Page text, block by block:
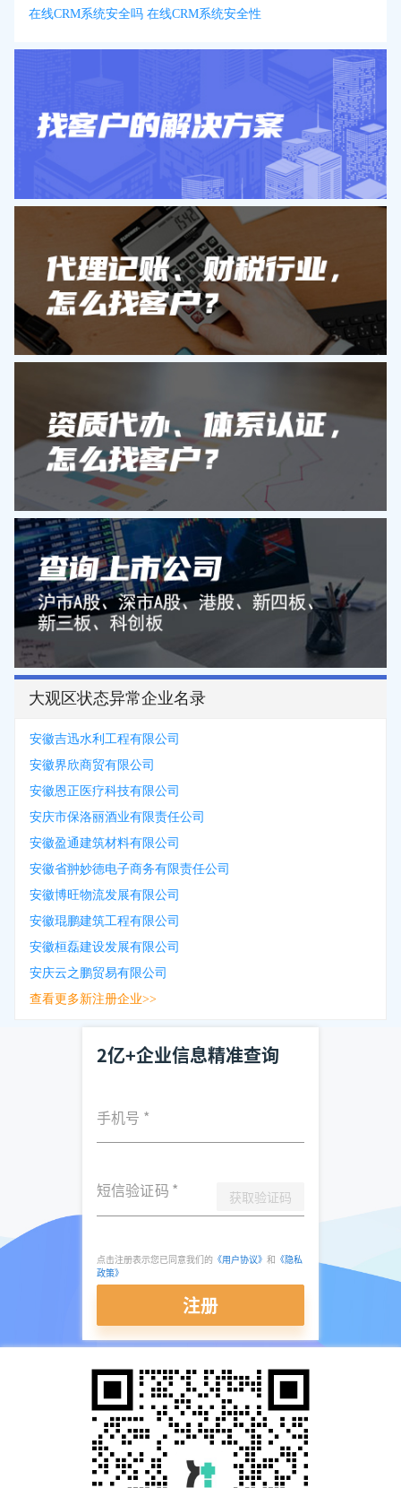
在线CRM系统安全吗 在线CRM系统安全性
大观区状态异常企业名录
安徽吉迅水利工程有限公司
安徽界欣商贸有限公司
安徽恩正医疗科技有限公司
安庆市保洛丽酒业有限责任公司
安徽盈通建筑材料有限公司
安徽省翀妙德电子商务有限责任公司
安徽博旺物流发展有限公司
安徽琨鹏建筑工程有限公司
安徽桓磊建设发展有限公司
安庆云之鹏贸易有限公司
查看更多新注册企业>>
2亿+企业信息精准查询
手机号 *
短信验证码 * 获取验证码
点击注册表示您已同意我们的 《用户协议》 和 《隐私
政策》
注册